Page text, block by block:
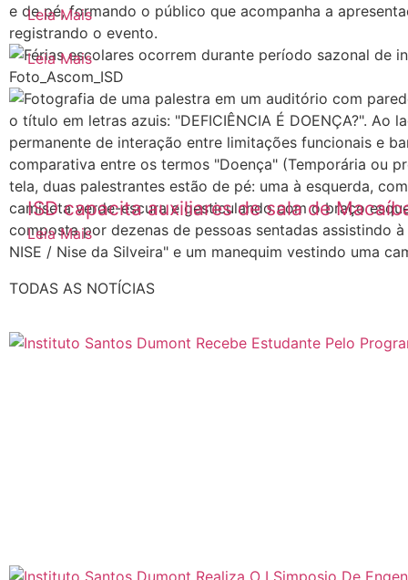
Leia Mais
Férias escolares ocorrem durante
orienta sobre os cuidados
Leia Mais
ISD capacita auxiliares de sala de
Leia Mais
TODAS AS NOTÍCIAS